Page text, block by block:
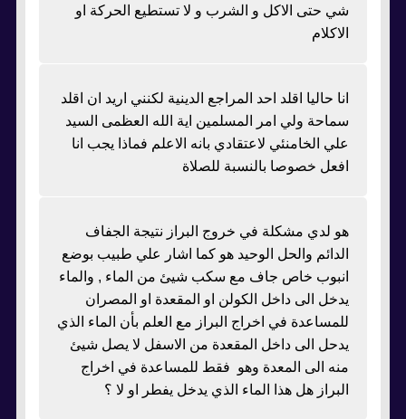
شي حتى الاكل و الشرب و لا تستطيع الحركة او
الاكلام
انا حاليا اقلد احد المراجع الدينية لكنني اريد ان اقلد
سماحة ولي امر المسلمين اية الله العظمى السيد
علي الخامنئي لاعتقادي بانه الاعلم فماذا يجب انا
افعل خصوصا بالنسبة للصلاة
هو لدي مشكلة في خروج البراز نتيجة الجفاف
الدائم والحل الوحيد هو كما اشار علي طبيب بوضع
انبوب خاص جاف مع سكب شيئ من الماء , والماء
يدخل الى داخل الكولن او المقعدة او المصران
للمساعدة في اخراج البراز مع العلم بأن الماء الذي
يدحل الى داخل المقعدة من الاسفل لا يصل شيئ
منه الى المعدة وهو فقط للمساعدة في اخراج
البراز هل هذا الماء الذي يدخل يفطر او لا ؟